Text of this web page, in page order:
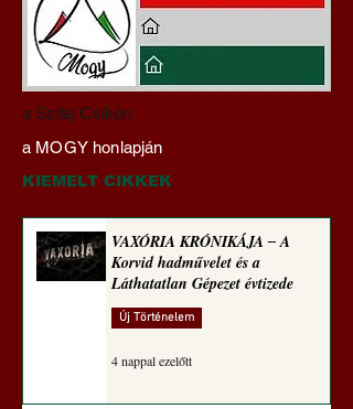
Darai Lajos:
Naplóbölcsességeim
(2025)
a Szilaj Csikón
a MOGY honlapján
KIEMELT CIKKEK
VAXÓRIA KRÓNIKÁJA ‒ A
Korvid hadművelet és a
Láthatatlan Gépezet évtizede
Új Történelem
4 nappal ezelőtt